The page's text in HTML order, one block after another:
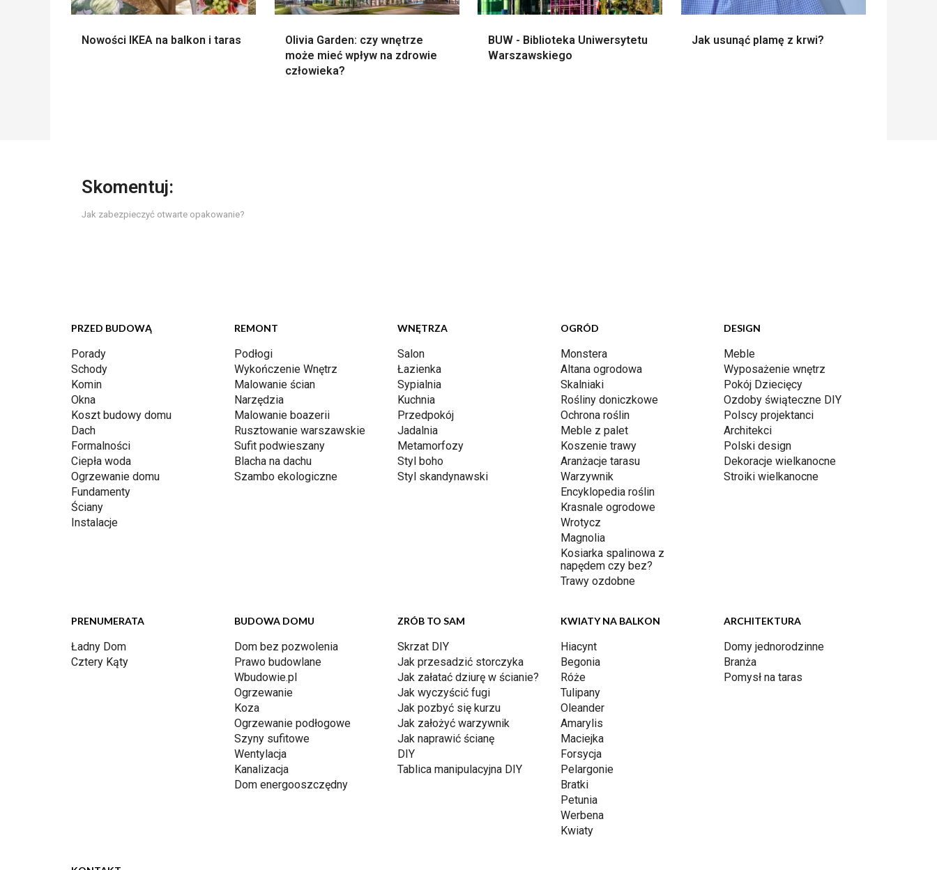
Nowości IKEA na balkon i taras
Olivia Garden: czy wnętrze
może mieć wpływ na zdrowie
człowieka?
BUW - Biblioteka Uniwersytetu
Warszawskiego
Jak usunąć plamę z krwi?
Skomentuj:
Jak zabezpieczyć otwarte opakowanie?
PRZED BUDOWĄ
Porady
Schody
Komin
Okna
Koszt budowy domu
Dach
Formalności
Ciepła woda
Ogrzewanie domu
Fundamenty
Ściany
Instalacje
REMONT
Podłogi
Wykończenie Wnętrz
Malowanie ścian
Narzędzia
Malowanie boazerii
Rusztowanie warszawskie
Sufit podwieszany
Blacha na dachu
Szambo ekologiczne
WNĘTRZA
Salon
Łazienka
Sypialnia
Kuchnia
Przedpokój
Jadalnia
Metamorfozy
Styl boho
Styl skandynawski
OGRÓD
Monstera
Altana ogrodowa
Skalniaki
Rośliny doniczkowe
Ochrona roślin
Meble z palet
Koszenie trawy
Aranżacje tarasu
Warzywnik
Encyklopedia roślin
Krasnale ogrodowe
Wrotycz
Magnolia
Kosiarka spalinowa z
napędem czy bez?
Trawy ozdobne
DESIGN
Meble
Wyposażenie wnętrz
Pokój Dziecięcy
Ozdoby świąteczne DIY
Polscy projektanci
Architekci
Polski design
Dekoracje wielkanocne
Stroiki wielkanocne
PRENUMERATA
Ładny Dom
Cztery Kąty
BUDOWA DOMU
Dom bez pozwolenia
Prawo budowlane
Wbudowie.pl
Ogrzewanie
Koza
Ogrzewanie podłogowe
Szyny sufitowe
Wentylacja
Kanalizacja
Dom energooszczędny
ZRÓB TO SAM
Skrzat DIY
Jak przesadzić storczyka
Jak załatać dziurę w ścianie?
Jak wyczyścić fugi
Jak pozbyć się kurzu
Jak założyć warzywnik
Jak naprawić ścianę
DIY
Tablica manipulacyjna DIY
KWIATY NA BALKON
Hiacynt
Begonia
Róże
Tulipany
Oleander
Amarylis
Maciejka
Forsycja
Pelargonie
Bratki
Petunia
Werbena
Kwiaty
ARCHITEKTURA
Domy jednorodzinne
Branża
Pomysł na taras